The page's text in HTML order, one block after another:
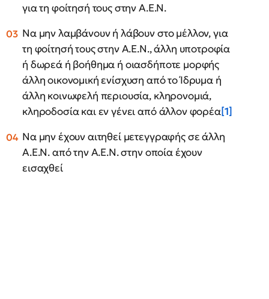
για τη φοίτησή τους στην Α.Ε.Ν.
Να μην λαμβάνουν ή λάβουν στο μέλλον, για
τη φοίτησή τους στην Α.Ε.Ν., άλλη υποτροφία
ή δωρεά ή βοήθημα ή οιασδήποτε μορφής
άλλη οικονομική ενίσχυση από το Ίδρυμα ή
άλλη κοινωφελή περιουσία, κληρονομιά,
κληροδοσία και εν γένει από άλλον φορέα[1]
Να μην έχουν αιτηθεί μετεγγραφής σε άλλη
Α.Ε.Ν. από την Α.Ε.Ν. στην οποία έχουν
εισαχθεί